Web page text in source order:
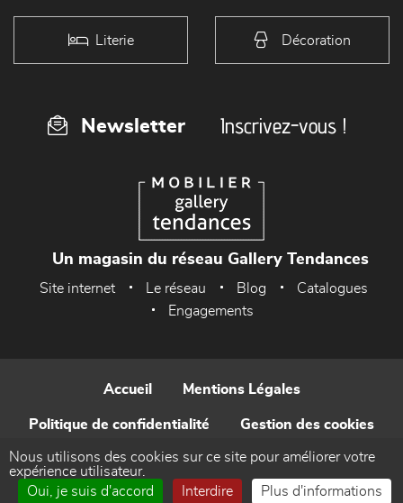
Literie Décoration
Newsletter Inscrivez-vous !
Un magasin du réseau Gallery Tendances
Site internet Le réseau Blog
Catalogues
Engagements
Accueil Mentions Légales
Politique de confidentialité Gestion des cookies
Contact
Nous utilisons des cookies sur ce site pour améliorer votre
expérience utilisateur.
Oui, je suis d'accord
Interdire Plus d'informations